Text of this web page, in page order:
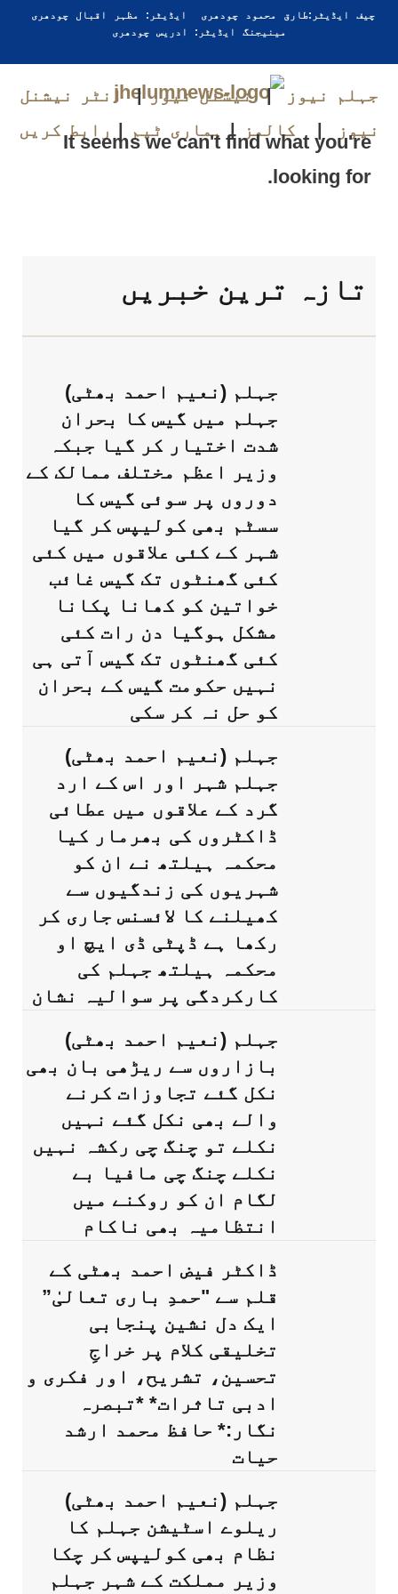
چیف ایڈیٹر:طارق محمود چودھری ایڈیٹر: مظہر اقبال چودھری
مینیجنگ ایڈیٹر: ادریس چودھری
جہلم نیوز |نیشنل نیوز|انٹر نیشنل
نیوز
| کالمز |ہماری ٹیم | رابط کریں
It seems we can't find what you're
looking for.
تازہ ترین خبریں
جہلم (نعیم احمد بھٹی)
جہلم میں گیس کا بحران
شدت اختیار کر گیا جبکہ
وزیر اعظم مختلف ممالک کے
دوروں پر سوئی گیس کا
سسٹم بھی کولیپس کر گیا
شہر کے کئی علاقوں میں کئی
کئی گھنٹوں تک گیس غائب
خواتین کو کھانا پکانا
مشکل ہوگیا دن رات کئی
کئی گھنٹوں تک گیس آتی ہی
نہیں حکومت گیس کے بحران
کو حل نہ کر سکی
جہلم (نعیم احمد بھٹی)
جہلم شہر اور اس کے ارد
گرد کے علاقوں میں عطائی
ڈاکٹروں کی بھرمار کیا
محکمہ ہیلتھ نے ان کو
شہریوں کی زندگیوں سے
کھیلنے کا لائسنس جاری کر
رکھا ہے ڈپٹی ڈی ایچ او
محکمہ ہیلتھ جہلم کی
کارکردگی پر سوالیہ نشان
جہلم (نعیم احمد بھٹی)
بازاروں سے ریڑھی بان بھی
نکل گئے تجاوزات کرنے
والے بھی نکل گئے نہیں
نکلے تو چنگ چی رکشہ نہیں
نکلے چنگ چی مافیا بے
لگام ان کو روکنے میں
انتظامیہ بھی ناکام
ڈاکٹر فیض احمد بھٹی کے
قلم سے "حمدِ باری تعالیٰ”
ایک دل نشین پنجابی
تخلیقی کلام پر خراجِ
تحسین، تشریح، اور فکری و
ادبی تاثرات* *تبصرہ
نگار:* حافظ محمد ارشد
حیات
جہلم (نعیم احمد بھٹی)
ریلوے اسٹیشن جہلم کا
نظام بھی کولیپس کر چکا
وزیر مملکت کے شہر جہلم